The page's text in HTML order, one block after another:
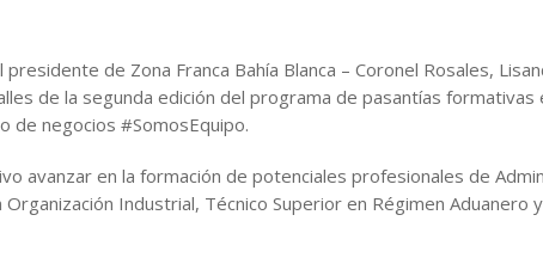
de Zona Franca Bahía Blanca – Coronel Rosales,
de la segunda edición del programa de pasantías formativas
de negocios #SomosEquipo.
avanzar en la formación de potenciales profesionales de
Industrial, Técnico Superior en Régimen Aduanero